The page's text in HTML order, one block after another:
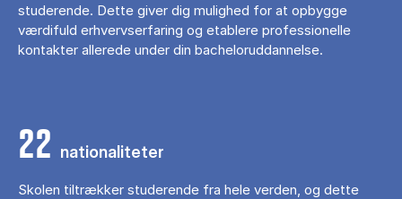
studerende. Dette giver dig mulighed for at opbygge
værdifuld erhvervserfaring og etablere professionelle
kontakter allerede under din bacheloruddannelse.
22 nationaliteter
Skolen tiltrækker studerende fra hele verden, og dette